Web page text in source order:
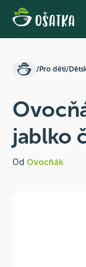
/Pro děti/
jablko
Od Ovocňák